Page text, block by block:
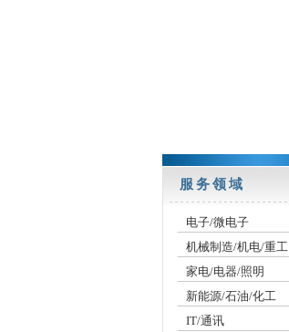
服务领域
电子/微电子
机械制造/机电/重工
家电/电器/照明
新能源/石油/化工
IT/通讯